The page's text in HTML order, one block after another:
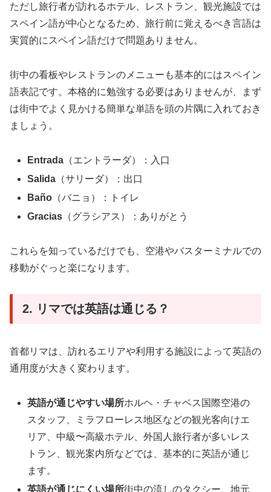
ただし旅行者が訪れるホテル、レストラン、観光施設では
スペイン語が中心となるため、旅行前に覚えるべき言語は
実質的にスペイン語だけで問題ありません。
街中の看板やレストランのメニューも基本的にはスペイン
語表記です。本格的に勉強する必要はありませんが、まず
は街中でよく見かける簡単な単語を頭の片隅に入れておき
ましょう。
Entrada （エントラーダ）：入口
Salida （サリーダ）：出口
Baño （バニョ）：トイレ
Gracias （グラシアス）：ありがとう
これらを知っているだけでも、空港やバスターミナルでの
移動がぐっと楽になります。
2. リマでは英語は通じる？
首都リマは、訪れるエリアや利用する施設によって英語の
通用度が大きく変わります。
英語が通じやすい場所ホルヘ・チャベス国際空港の
スタッフ、ミラフローレス地区などの観光客向けエ
リア、中級〜高級ホテル、外国人旅行者が多いレス
トラン、観光案内所などでは、基本的に英語が通じ
ます。
英語が通じにくい場所街中の流しのタクシー、地元